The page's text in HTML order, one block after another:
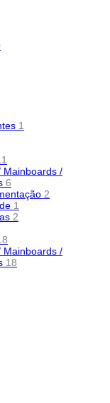
1
Mainboards /
6
2
1
2
Mainboards /
18